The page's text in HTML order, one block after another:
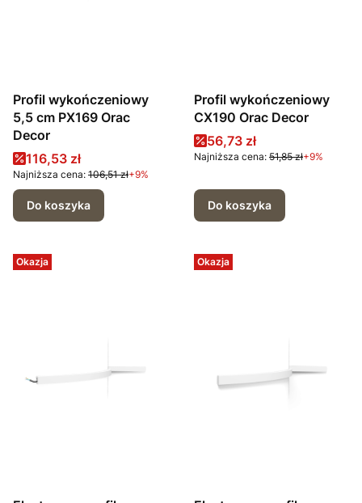
Profil wykończeniowy
5,5 cm PX169 Orac
Decor
Cena promocyjna
116,53 zł
Najniższa cena: 106,51 zł+9%
Do koszyka
Profil wykończeniowy
CX190 Orac Decor
Cena promocyjna
56,73 zł
Najniższa cena: 51,85 zł+9%
Do koszyka
Okazja Okazja